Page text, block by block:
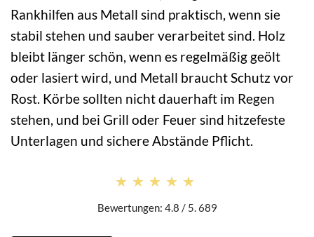
Rankhilfen aus Metall sind praktisch, wenn sie
stabil stehen und sauber verarbeitet sind. Holz
bleibt länger schön, wenn es regelmäßig geölt
oder lasiert wird, und Metall braucht Schutz vor
Rost. Körbe sollten nicht dauerhaft im Regen
stehen, und bei Grill oder Feuer sind hitzefeste
Unterlagen und sichere Abstände Pflicht.
★★★★★
★★★★★
Bewertungen: 4.8 / 5. 689